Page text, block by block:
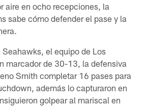
aire en ocho recepciones, la
sabe cómo defender el pase y la
el equipo de Los
marcador de 30-13, la defensiva
Smith completar 16 pases para
además lo capturaron en
golpear al mariscal en